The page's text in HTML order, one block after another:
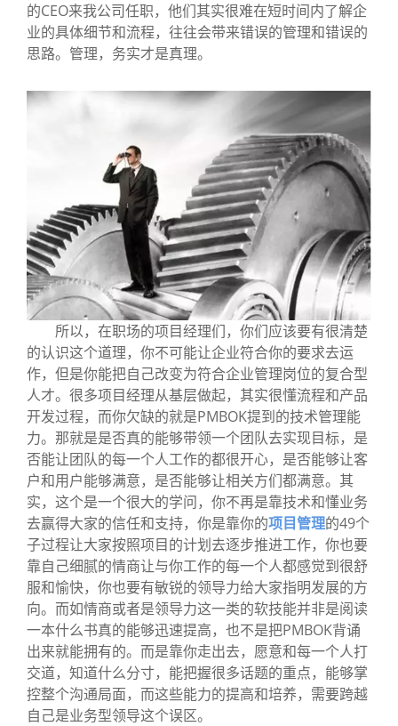
的CEO来我公司任职，他们其实很难在短时间内了解企
业的具体细节和流程，往往会带来错误的管理和错误的
思路。管理，务实才是真理。
所以，在职场的项目经理们，你们应该要有很清楚
的认识这个道理，你不可能让企业符合你的要求去运
作，但是你能把自己改变为符合企业管理岗位的复合型
人才。很多项目经理从基层做起，其实很懂流程和产品
开发过程，而你欠缺的就是PMBOK提到的技术管理能
力。那就是是否真的能够带领一个团队去实现目标，是
否能让团队的每一个人工作的都很开心，是否能够让客
户和用户能够满意，是否能够让相关方们都满意。其
实，这个是一个很大的学问，你不再是靠技术和懂业务
去赢得大家的信任和支持，你是靠你的项目管理的49个
子过程让大家按照项目的计划去逐步推进工作，你也要
靠自己细腻的情商让与你工作的每一个人都感觉到很舒
服和愉快，你也要有敏锐的领导力给大家指明发展的方
向。而如情商或者是领导力这一类的软技能并非是阅读
一本什么书真的能够迅速提高，也不是把PMBOK背诵
出来就能拥有的。而是靠你走出去，愿意和每一个人打
交道，知道什么分寸，能把握很多话题的重点，能够掌
控整个沟通局面，而这些能力的提高和培养，需要跨越
自己是业务型领导这个误区。